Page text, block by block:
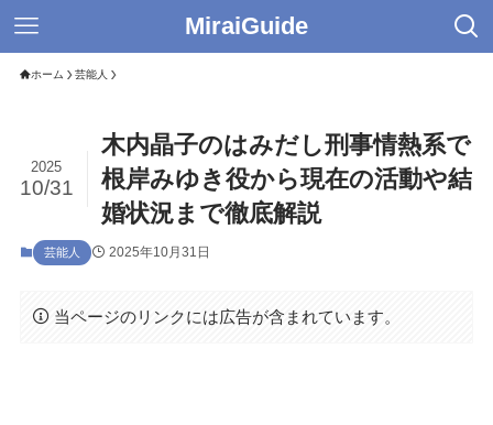
MiraiGuide
ホーム 芸能人
木内晶子のはみだし刑事情熱系で
根岸みゆき役から現在の活動や結
婚状況まで徹底解説
2025
10/31
芸能人 2025年10月31日
当ページのリンクには広告が含まれています。